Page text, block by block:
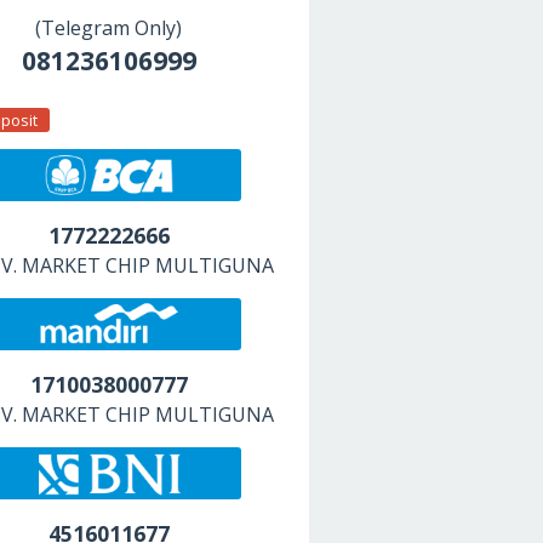
(Telegram Only)
081236106999
1772222666
MARKET CHIP MULTIGUNA
1710038000777
MARKET CHIP MULTIGUNA
4516011677